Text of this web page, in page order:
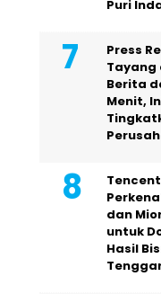
Puri
Press
Tayang
Berita
Menit,
dan
untuk
Hasil